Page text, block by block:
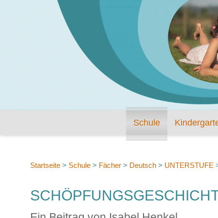
Schule
Startseite > Schule > Fächer > Deutsch > UNTERSTUFE